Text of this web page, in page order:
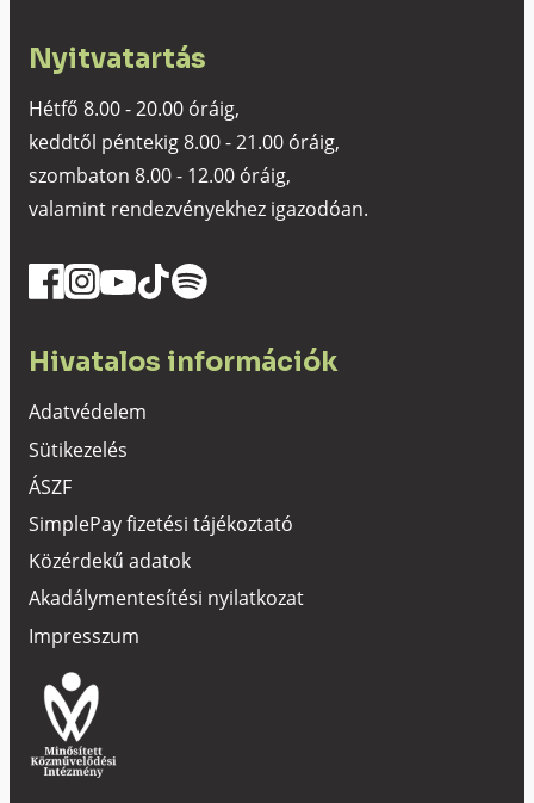
Nyitvatartás
Hétfő 8.00 - 20.00 óráig,
keddtől péntekig 8.00 - 21.00 óráig,
szombaton 8.00 - 12.00 óráig,
valamint rendezvényekhez igazodóan.
Hivatalos információk
Adatvédelem
Sütikezelés
ÁSZF
SimplePay fizetési tájékoztató
Közérdekű adatok
Akadálymentesítési nyilatkozat
Impresszum